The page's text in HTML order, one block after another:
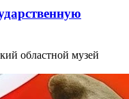
областной музей